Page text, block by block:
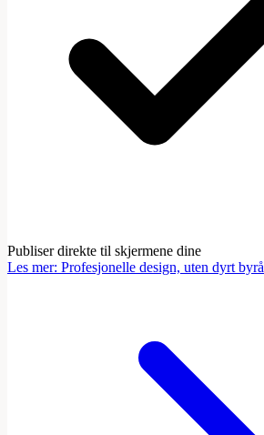
Publiser direkte til skjermene dine
Les mer: Profesjonelle design, uten dyrt byrå